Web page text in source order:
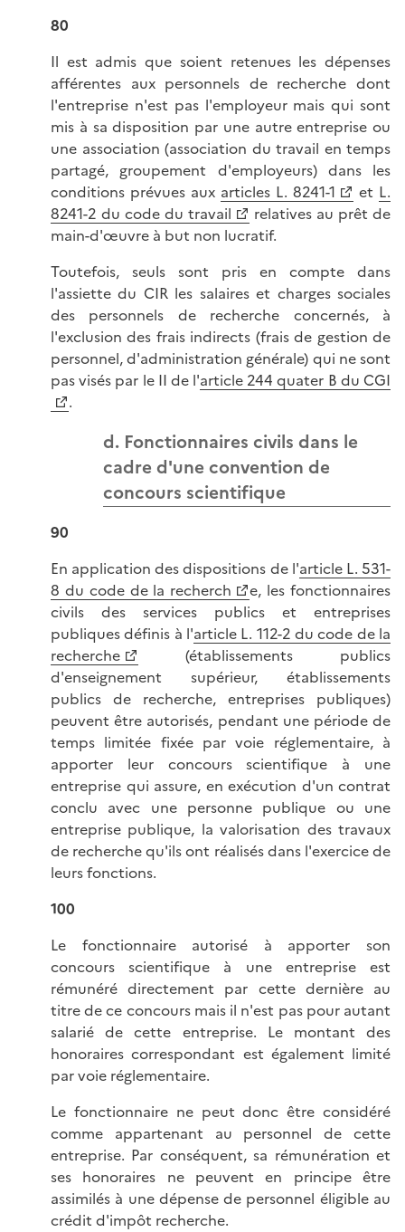
80
Il est admis que soient retenues les dépenses
afférentes aux personnels de recherche dont
l'entreprise n'est pas l'employeur mais qui sont
mis à sa disposition par une autre entreprise ou
une association (association du travail en temps
partagé, groupement d'employeurs) dans les
conditions prévues aux articles L. 8241-1 et L.
8241-2 du code du travail
relatives au prêt de
main-d'œuvre à but non lucratif.
Toutefois, seuls sont pris en compte dans
l'assiette du CIR les salaires et charges sociales
des personnels de recherche concernés, à
l'exclusion des frais indirects (frais de gestion de
personnel, d'administration générale) qui ne sont
pas visés par le II de l'article 244 quater B du CGI
.
d. Fonctionnaires civils dans le
cadre d'une convention de
concours scientifique
90
En application des dispositions de l'article L. 531-
8 du code de la recherch
e, les fonctionnaires
civils des services publics et entreprises
publiques définis à l'article L. 112-2 du code de la
recherche
(établissements publics
d'enseignement supérieur, établissements
publics de recherche, entreprises publiques)
peuvent être autorisés, pendant une période de
temps limitée fixée par voie réglementaire, à
apporter leur concours scientifique à une
entreprise qui assure, en exécution d'un contrat
conclu avec une personne publique ou une
entreprise publique, la valorisation des travaux
de recherche qu'ils ont réalisés dans l'exercice de
leurs fonctions.
100
Le fonctionnaire autorisé à apporter son
concours scientifique à une entreprise est
rémunéré directement par cette dernière au
titre de ce concours mais il n'est pas pour autant
salarié de cette entreprise. Le montant des
honoraires correspondant est également limité
par voie réglementaire.
Le fonctionnaire ne peut donc être considéré
comme appartenant au personnel de cette
entreprise. Par conséquent, sa rémunération et
ses honoraires ne peuvent en principe être
assimilés à une dépense de personnel éligible au
crédit d'impôt recherche.